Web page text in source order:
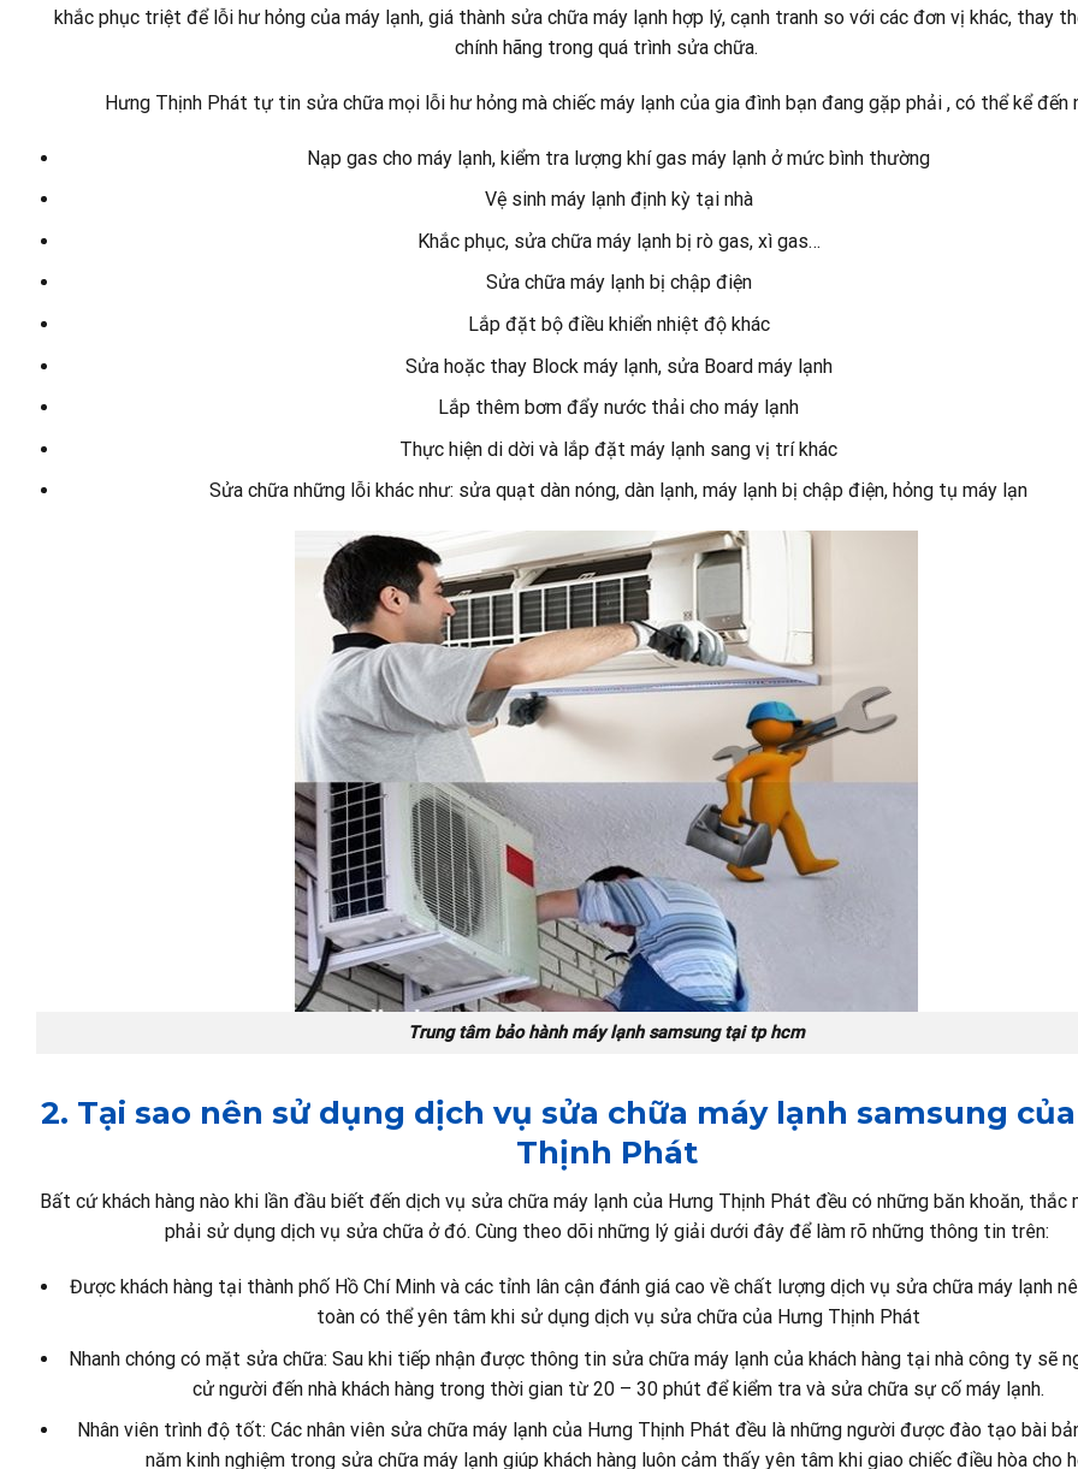
khắc phục triệt để lỗi hư hỏng của máy lạnh, giá thành sửa chữa máy lạnh hợp lý, cạnh tranh so với các đơn vị khác, thay
chính hãng trong quá trình sửa chữa.
Hưng Thịnh Phát tự tin sửa chữa mọi lỗi hư hỏng mà chiếc máy lạnh của gia đình bạn đang gặp phải , có thể kể đến
Nạp gas cho máy lạnh, kiểm tra lượng khí gas máy lạnh ở mức bình thường
Vệ sinh máy lạnh định kỳ tại nhà
Khắc phục, sửa chữa máy lạnh bị rò gas, xì gas…
Sửa chữa máy lạnh bị chập điện
Lắp đặt bộ điều khiển nhiệt độ khác
Sửa hoặc thay Block máy lạnh, sửa Board máy lạnh
Lắp thêm bơm đẩy nước thải cho máy lạnh
Thực hiện di dời và lắp đặt máy lạnh sang vị trí khác
Sửa chữa những lỗi khác như: sửa quạt dàn nóng, dàn lạnh, máy lạnh bị chập điện, hỏng tụ máy lạn
Trung tâm bảo hành máy lạnh samsung tại tp hcm
2. Tại sao nên sử dụng dịch vụ sửa chữa máy lạnh samsung
Thịnh Phát
Bất cứ khách hàng nào khi lần đầu biết đến dịch vụ sửa chữa máy lạnh của Hưng Thịnh Phát đều có những băn khoăn, thắc
phải sử dụng dịch vụ sửa chữa ở đó. Cùng theo dõi những lý giải dưới đây để làm rõ những thông tin trên:
Được khách hàng tại thành phố Hồ Chí Minh và các tỉnh lân cận đánh giá cao về chất lượng dịch vụ sửa chữa máy lạnh
toàn có thể yên tâm khi sử dụng dịch vụ sửa chữa của Hưng Thịnh Phát
Nhanh chóng có mặt sửa chữa: Sau khi tiếp nhận được thông tin sửa chữa máy lạnh của khách hàng tại nhà công ty sẽ
cử người đến nhà khách hàng trong thời gian từ 20 – 30 phút để kiểm tra và sửa chữa sự cố máy lạnh.
Nhân viên trình độ tốt: Các nhân viên sửa chữa máy lạnh của Hưng Thịnh Phát đều là những người được đào tạo bài
năm kinh nghiệm trong sửa chữa máy lạnh giúp khách hàng luôn cảm thấy yên tâm khi giao chiếc điều hòa cho